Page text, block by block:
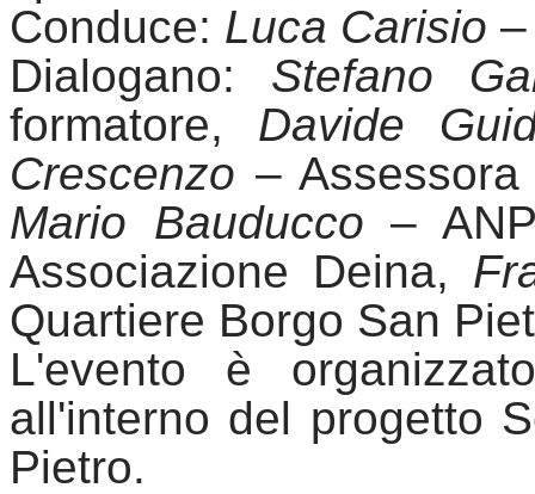
Conduce: Luca Carisio
Dialogano: Stefano
formatore, Davide
Crescenzo –
Mario Bauducco –
Associazione Deina,
Quartiere Borgo San
L'evento è
all'interno del progetto
Pietro.